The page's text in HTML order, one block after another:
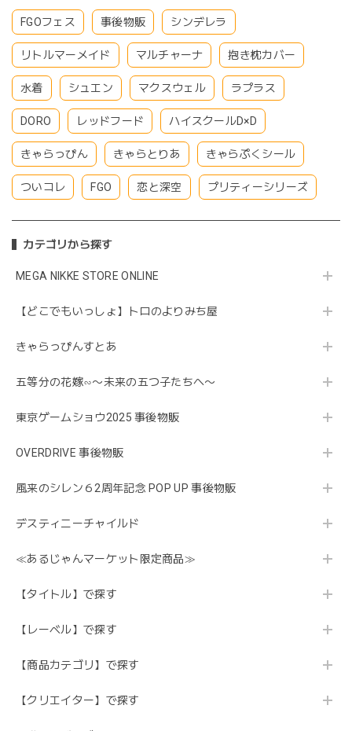
FGOフェス 事後物販 シンデレラ
リトルマーメイド マルチャーナ 抱き枕カバー
水着 シュエン マクスウェル ラプラス
DORO レッドフード ハイスクールD×D
きゃらっぴん きゃらとりあ きゃらぷくシール
ついコレ FGO 恋と深空 プリティーシリーズ
カテゴリから探す
MEGA NIKKE STORE ONLINE
【どこでもいっしょ】トロのよりみち屋
きゃらっぴんすとあ
五等分の花嫁∽〜未来の五つ子たちへ〜
東京ゲームショウ2025 事後物販
OVERDRIVE 事後物販
風来のシレン６2周年記念 POP UP 事後物販
デスティニーチャイルド
≪あるじゃんマーケット限定商品≫
【タイトル】で探す
【レーベル】で探す
【商品カテゴリ】で探す
【クリエイター】で探す